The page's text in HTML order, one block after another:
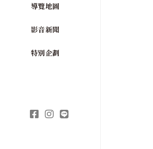
導覽地圖
影音新聞
特別企劃